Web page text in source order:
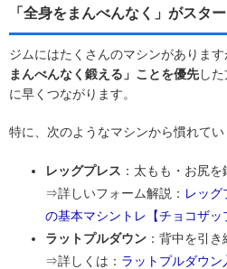
「全身をまんべんなく」がスタ
ジムにはたくさんのマシンがありま
まんべんなく鍛える」ことを優先した
に早くつながります。
特に、次のようなマシンから慣れてい
レッグプレス ：太もも・お尻
⇒詳しいフォーム解説： レッグ
の基本マシントレ【チョコザッ
ラットプルダウン ：背中を引
⇒詳しくは： ラットプルダウ